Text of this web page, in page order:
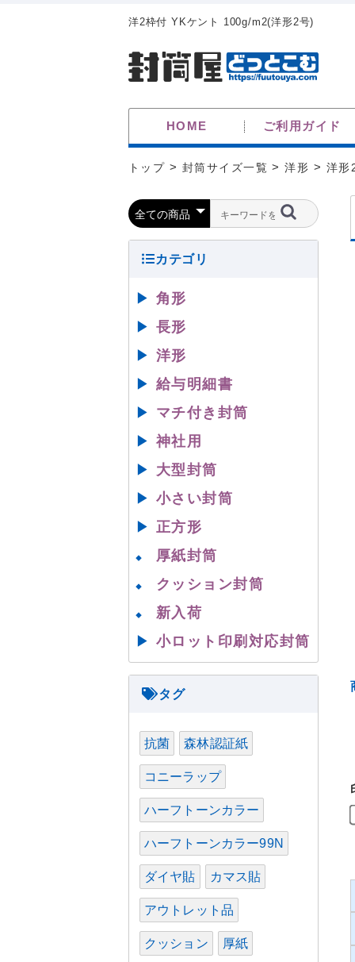
洋2枠付 YKケント 100g/m2(洋形2号)
HOME ご利用ガイド
トップ > 封筒サイズ一覧 >洋形 > 洋形
▶ 角形
▶ 長形
▶ 洋形
▶ 給与明細書
▶ マチ付き封筒
▶ 神社用
▶ 大型封筒
▶ 小さい封筒
▶ 正方形
◆ 厚紙封筒
◆ クッション封筒
◆
新入荷
▶ 小ロット印刷対応封筒
抗菌 森林認証紙
コニーラップ
ハーフトーンカラー
ハーフトーンカラー99N
ダイヤ貼 カマス貼
アウトレット品
クッション 厚紙